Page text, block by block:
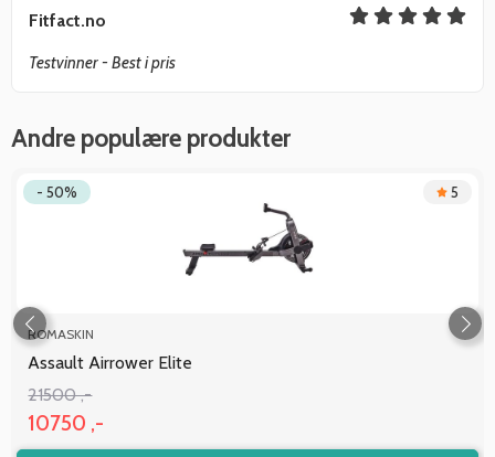
Fitfact.no
Testvinner - Best i pris
Andre populære produkter
- 50% 5
ROMASKIN
Assault Airrower Elite
21500 ,-
10750 ,-